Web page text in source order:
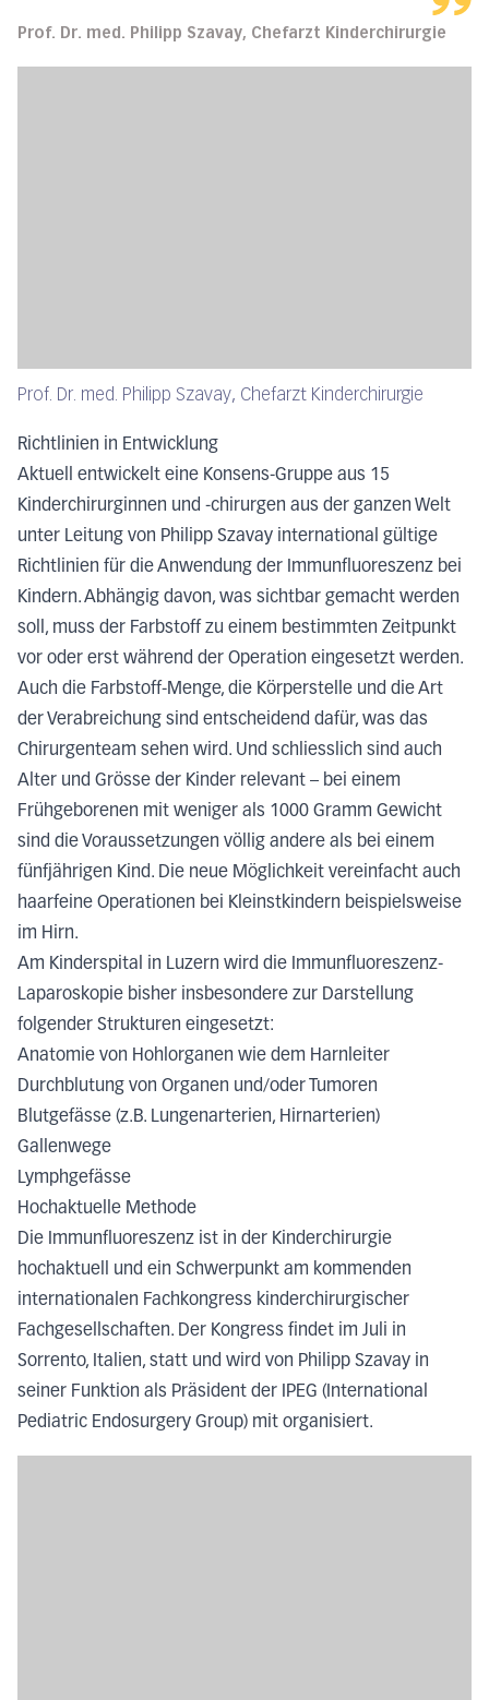
Prof. Dr. med. Philipp Szavay, Chefarzt Kinderchirurgie
Prof. Dr. med. Philipp Szavay, Chefarzt Kinderchirurgie
Richtlinien in Entwicklung
Aktuell entwickelt eine Konsens-Gruppe aus 15
Kinderchirurginnen und -chirurgen aus der ganzen Welt
unter Leitung von Philipp Szavay international gültige
Richtlinien für die Anwendung der Immunfluoreszenz bei
Kindern. Abhängig davon, was sichtbar gemacht werden
soll, muss der Farbstoff zu einem bestimmten Zeitpunkt
vor oder erst während der Operation eingesetzt werden.
Auch die Farbstoff-Menge, die Körperstelle und die Art
der Verabreichung sind entscheidend dafür, was das
Chirurgenteam sehen wird. Und schliesslich sind auch
Alter und Grösse der Kinder relevant – bei einem
Frühgeborenen mit weniger als 1000 Gramm Gewicht
sind die Voraussetzungen völlig andere als bei einem
fünfjährigen Kind. Die neue Möglichkeit vereinfacht auch
haarfeine Operationen bei Kleinstkindern beispielsweise
im Hirn.
Am Kinderspital in Luzern wird die Immunfluoreszenz-
Laparoskopie bisher insbesondere zur Darstellung
folgender Strukturen eingesetzt:
Anatomie von Hohlorganen wie dem Harnleiter
Durchblutung von Organen und/oder Tumoren
Blutgefässe (z.B. Lungenarterien, Hirnarterien)
Gallenwege
Lymphgefässe
Hochaktuelle Methode
Die Immunfluoreszenz ist in der Kinderchirurgie
hochaktuell und ein Schwerpunkt am kommenden
internationalen Fachkongress kinderchirurgischer
Fachgesellschaften. Der Kongress findet im Juli in
Sorrento, Italien, statt und wird von Philipp Szavay in
seiner Funktion als Präsident der IPEG (International
Pediatric Endosurgery Group) mit organisiert.